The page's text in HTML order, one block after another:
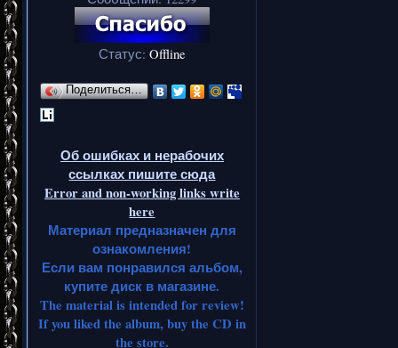
Статус: Offline
Поделиться…
Об ошибках и нерабочих
ссылках пишите сюда
Error and non-working links write
here
Материал предназначен для
ознакомления!
Если вам понравился альбом,
купите диск в магазине.
The material is intended for review!
If you liked the album, buy the CD in
the store.